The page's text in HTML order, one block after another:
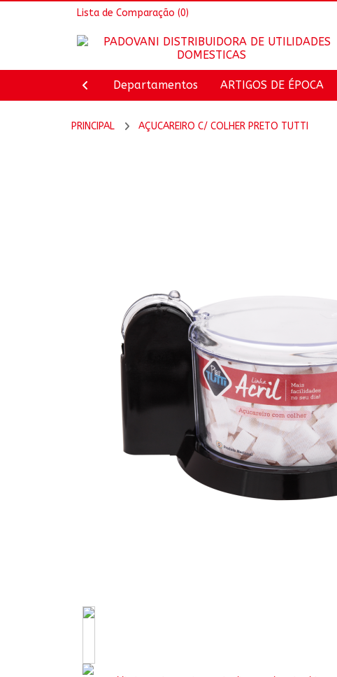
Lista de Comparação (0)
Departamentos ARTIGOS DE ÉPOCA
PRINCIPAL AÇUCAREIRO C/ COLHER PRETO TUTTI